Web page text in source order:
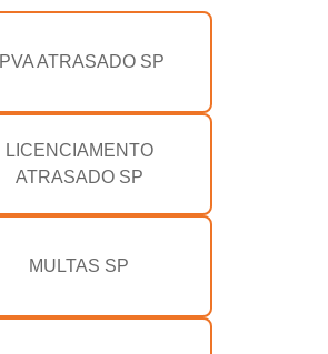
IPVA ATRASADO SP
LICENCIAMENTO
ATRASADO SP
MULTAS SP